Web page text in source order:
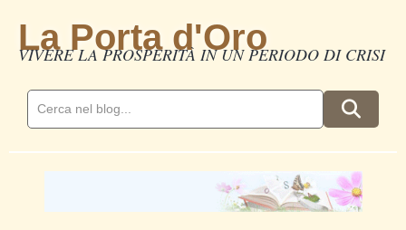
La Porta d'Oro
VIVERE LA PROSPERITÀ IN UN PERIODO DI CRISI